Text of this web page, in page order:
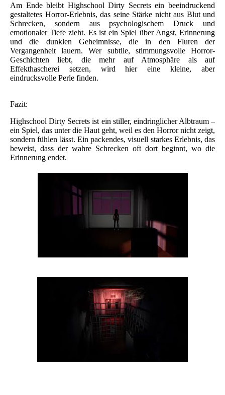
Am Ende bleibt Highschool Dirty Secrets ein beeindruckend
gestaltetes Horror-Erlebnis, das seine Stärke nicht aus Blut und
Schrecken, sondern aus psychologischem Druck und
emotionaler Tiefe zieht. Es ist ein Spiel über Angst, Erinnerung
und die dunklen Geheimnisse, die in den Fluren der
Vergangenheit lauern. Wer subtile, stimmungsvolle Horror-
Geschichten liebt, die mehr auf Atmosphäre als auf
Effekthascherei setzen, wird hier eine kleine, aber
eindrucksvolle Perle finden.
Fazit:
Highschool Dirty Secrets ist ein stiller, eindringlicher Albtraum –
ein Spiel, das unter die Haut geht, weil es den Horror nicht zeigt,
sondern fühlen lässt. Ein packendes, visuell starkes Erlebnis, das
beweist, dass der wahre Schrecken oft dort beginnt, wo die
Erinnerung endet.